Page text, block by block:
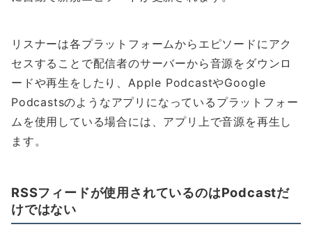
リスナーは各プラットフォームからエピソードにアク
セスすることで配信者のサーバーから音源をダウンロ
ードや再生をしたり、Apple PodcastやGoogle
Podcastsのようなアプリになっているプラットフォー
ムを使用している場合には、アプリ上で音源を再生し
ます。
RSSフィードが使用されているのはPodcastだ
けではない